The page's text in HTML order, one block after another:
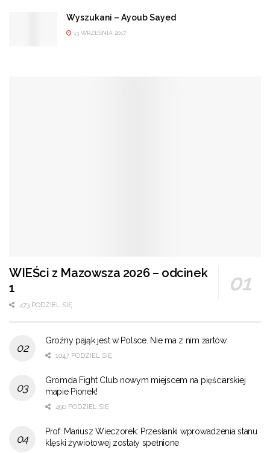
Wyszukani – Ayoub Sayed
13 WRZEŚNIA 2017
WIEŚci z Mazowsza 2026 – odcinek
1
473 PODZIEL SIĘ
Groźny pająk jest w Polsce. Nie ma z nim żartów
1047 PODZIEL SIĘ
Gromda Fight Club nowym miejscem na pięściarskiej
mapie Pionek!
490 PODZIEL SIĘ
Prof. Mariusz Wieczorek: Przesłanki wprowadzenia stanu
klęski żywiołowej zostały spełnione